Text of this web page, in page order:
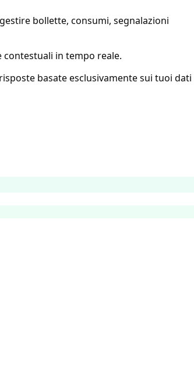
bollette, consumi, segnalazioni
contestuali in tempo reale.
basate esclusivamente sui tuoi dati